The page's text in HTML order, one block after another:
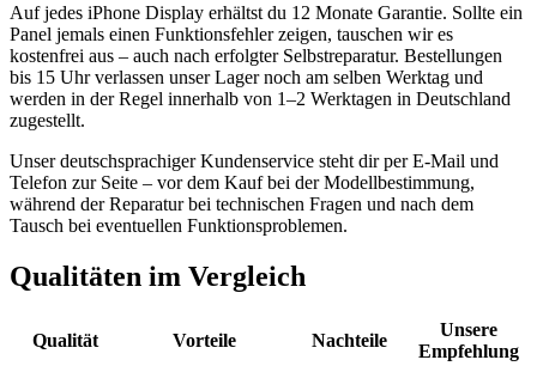
Auf jedes iPhone Display erhältst du 12 Monate Garantie. Sollte ein
Panel jemals einen Funktionsfehler zeigen, tauschen wir es
kostenfrei aus – auch nach erfolgter Selbstreparatur. Bestellungen
bis 15 Uhr verlassen unser Lager noch am selben Werktag und
werden in der Regel innerhalb von 1–2 Werktagen in Deutschland
zugestellt.
Unser deutschsprachiger Kundenservice steht dir per E-Mail und
Telefon zur Seite – vor dem Kauf bei der Modellbestimmung,
während der Reparatur bei technischen Fragen und nach dem
Tausch bei eventuellen Funktionsproblemen.
Qualitäten im Vergleich
Qualität Vorteile Nachteile
Unsere
Empfehlung